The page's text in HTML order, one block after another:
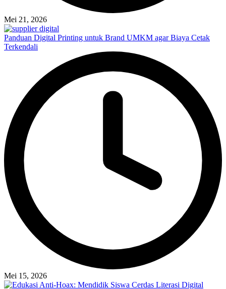
Mei 21, 2026
Panduan Digital Printing untuk Brand UMKM agar Biaya Cetak
Terkendali
Mei 15, 2026